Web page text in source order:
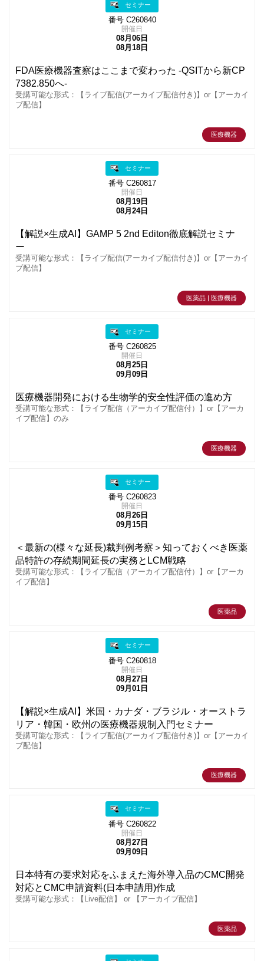
セミナー
番号 C260840
開催日
08月06日
08月18日
FDA医療機器査察はここまで変わった -QSITから新CP
7382.850へ-
受講可能な形式：【ライブ配信(アーカイブ配信付き)】or【アーカイ
ブ配信】
医療機器
セミナー
番号 C260817
開催日
08月19日
08月24日
【解説×生成AI】GAMP 5 2nd Editon徹底解説セミナ
ー
受講可能な形式：【ライブ配信(アーカイブ配信付き)】or【アーカイ
ブ配信】
医薬品 | 医療機器
セミナー
番号 C260825
開催日
08月25日
09月09日
医療機器開発における生物学的安全性評価の進め方
受講可能な形式：【ライブ配信（アーカイブ配信付）】or【アーカ
イブ配信】のみ
医療機器
セミナー
番号 C260823
開催日
08月26日
09月15日
＜最新の(様々な延長)裁判例考察＞知っておくべき医薬
品特許の存続期間延長の実務とLCM戦略
受講可能な形式：【ライブ配信（アーカイブ配信付）】or【アーカ
イブ配信】
医薬品
セミナー
番号 C260818
開催日
08月27日
09月01日
【解説×生成AI】米国・カナダ・ブラジル・オーストラ
リア・韓国・欧州の医療機器規制入門セミナー
受講可能な形式：【ライブ配信(アーカイブ配信付き)】or【アーカイ
ブ配信】
医療機器
セミナー
番号 C260822
開催日
08月27日
09月09日
日本特有の要求対応をふまえた海外導入品のCMC開発
対応とCMC申請資料(日本申請用)作成
受講可能な形式：【Live配信】 or 【アーカイブ配信】
医薬品